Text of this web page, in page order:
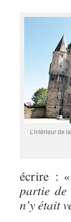
L’intérieur de
écrire : «
partie
n’y était